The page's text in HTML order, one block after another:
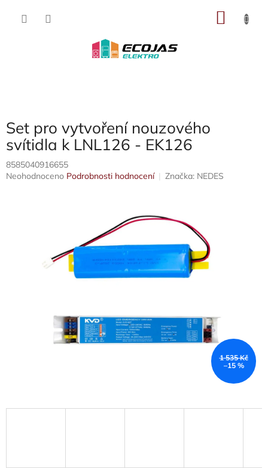
Set pro vytvoření nouzového
svítidla k LNL126 - EK126
8585040916655
Průměrné
Neohodnoceno Podrobnosti hodnocení Značka: NEDES
1 535 Kč
–15 %